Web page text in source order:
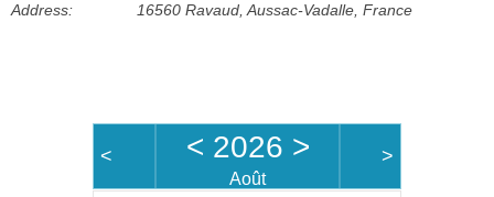
Bénévoles
Address:
16560 Ravaud, Aussac-Vadalle, France
< < 2026 >
Août
>